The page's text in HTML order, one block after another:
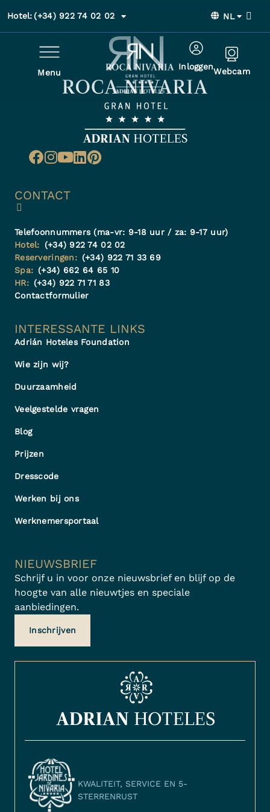
Hotel: (+34) 922 74 02 02 NL
Menu
InloggenWebcam
CONTACT
Telefoonnummers (ma-vr: 9-18 uur / za: 9-17 uur)
Hotel: (+34) 922 74 02 02
Reserveringen: (+34) 922 71 33 69
Spa: (+34) 662 64 65 10
HR: (+34) 922 71 71 83
Contactformulier
INTERESSANTE LINKS
Adrián Hoteles Foundation
Wie zijn wij?
Duurzaamheid
Veelgestelde vragen
Blog
Prijzen
Dresscode
Werken bij ons
Werknemersportaal
NIEUWSBRIEF
Schrijf u in voor onze nieuwsbrief en blijf op de
hoogte van alle nieuwtjes en speciale
aanbiedingen.
Inschrijven
KWALITEIT, SERVICE EN 5-
STERRENRUST